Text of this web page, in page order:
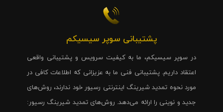
پشتیبانی سوپر سیسیکم
در سوپر سیسیکم، ما به کیفیت سرویس و پشتیبانی واقعی
اعتقاد داریم. پشتیبانی فنی ما به عزیزانی که اطلاعات کافی در
مورد نحوه تمدید شیرینگ اینترنتی رسیور خود ندارند، روش‌های
جدید و نوینی را ارائه می‌دهد. روش‌های تمدید شیرینگ رسیور: